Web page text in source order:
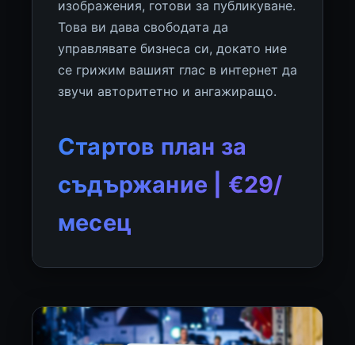
изображения, готови за публикуване.
Това ви дава свободата да
управлявате бизнеса си, докато ние
се грижим вашият глас в интернет да
звучи авторитетно и ангажиращо.
Стартов план за
съдържание | €29/
месец